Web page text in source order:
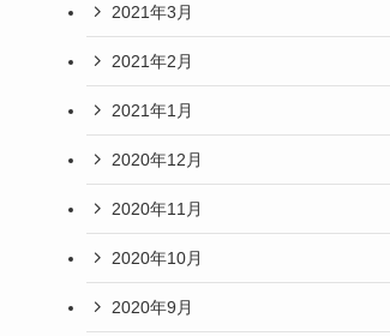
2021年3月
2021年2月
2021年1月
2020年12月
2020年11月
2020年10月
2020年9月